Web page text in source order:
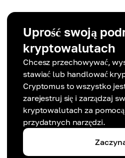
Uprość swoją
kryptowalutach
Chcesz przechowywać,
stawiać lub handlować
Cryptomus to wszystko
zarejestruj się i zarządzaj
kryptowalutach za
przydatnych narzędzi.